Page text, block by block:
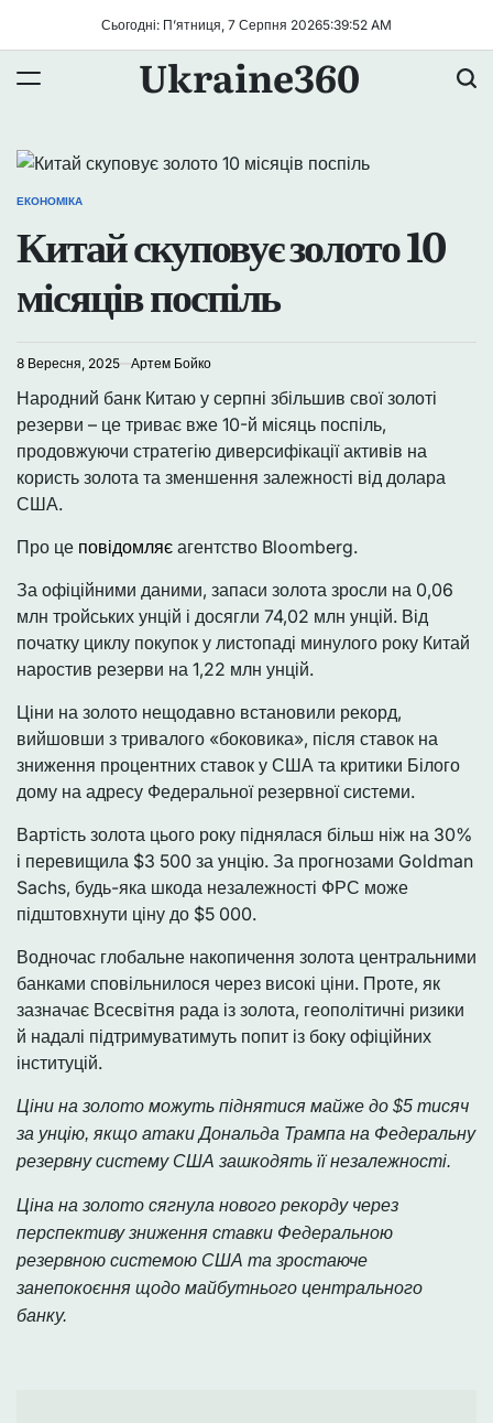
Сьогодні: П’ятниця, 7 Серпня 20265:39:53 AM
Ukraine360
ОПУБЛІКУВАТИ
ЕКОНОМІКА
Китай скуповує золото 10
місяців поспіль
8 Вересня, 2025 Артем Бойко
Народний банк Китаю у серпні збільшив свої золоті
резерви – це триває вже 10-й місяць поспіль,
продовжуючи стратегію диверсифікації активів на
користь золота та зменшення залежності від долара
США.
Про це повідомляє агентство Bloomberg.
За офіційними даними, запаси золота зросли на 0,06
млн тройських унцій і досягли 74,02 млн унцій. Від
початку циклу покупок у листопаді минулого року Китай
наростив резерви на 1,22 млн унцій.
Ціни на золото нещодавно встановили рекорд,
вийшовши з тривалого «боковика», після ставок на
зниження процентних ставок у США та критики Білого
дому на адресу Федеральної резервної системи.
Вартість золота цього року піднялася більш ніж на 30%
і перевищила $3 500 за унцію. За прогнозами Goldman
Sachs, будь-яка шкода незалежності ФРС може
підштовхнути ціну до $5 000.
Водночас глобальне накопичення золота центральними
банками сповільнилося через високі ціни. Проте, як
зазначає Всесвітня рада із золота, геополітичні ризики
й надалі підтримуватимуть попит із боку офіційних
інституцій.
Ціни на золото можуть піднятися майже до $5 тисяч
за унцію, якщо атаки Дональда Трампа на Федеральну
резервну систему США зашкодять її незалежності.
Ціна на золото сягнула нового рекорду через
перспективу зниження ставки Федеральною
резервною системою США та зростаюче
занепокоєння щодо майбутнього центрального
банку.